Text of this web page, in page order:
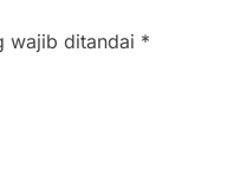
wajib ditandai *